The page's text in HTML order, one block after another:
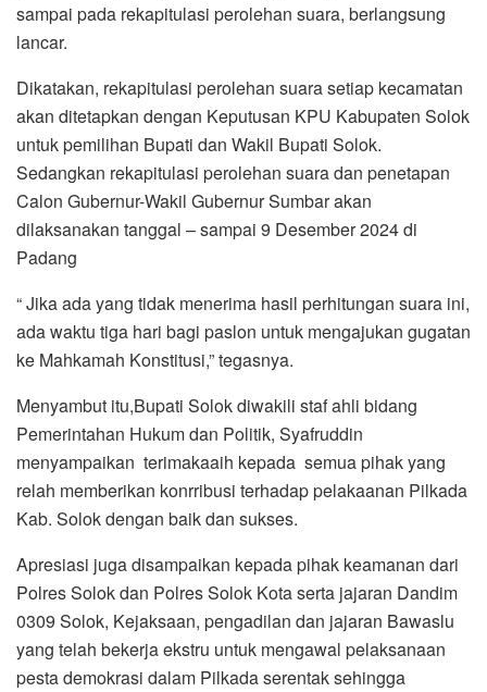
sampai pada rekapitulasi perolehan suara, berlangsung
lancar.
Dikatakan, rekapitulasi perolehan suara setiap kecamatan
akan ditetapkan dengan Keputusan KPU Kabupaten Solok
untuk pemilihan Bupati dan Wakil Bupati Solok.
Sedangkan rekapitulasi perolehan suara dan penetapan
Calon Gubernur-Wakil Gubernur Sumbar akan
dilaksanakan tanggal – sampai 9 Desember 2024 di
Padang
“ Jika ada yang tidak menerima hasil perhitungan suara ini,
ada waktu tiga hari bagi paslon untuk mengajukan gugatan
ke Mahkamah Konstitusi,” tegasnya.
Menyambut itu,Bupati Solok diwakili staf ahli bidang
Pemerintahan Hukum dan Politik, Syafruddin
menyampaikan terimakaaih kepada semua pihak yang
relah memberikan konrribusi terhadap pelakaanan Pilkada
Kab. Solok dengan baik dan sukses.
Apresiasi juga disampaikan kepada pihak keamanan dari
Polres Solok dan Polres Solok Kota serta jajaran Dandim
0309 Solok, Kejaksaan, pengadilan dan jajaran Bawaslu
yang telah bekerja ekstru untuk mengawal pelaksanaan
pesta demokrasi dalam Pilkada serentak sehingga